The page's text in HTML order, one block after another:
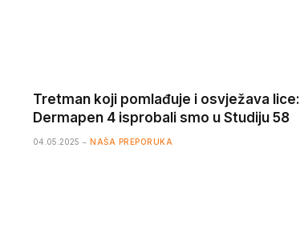
Tretman koji pomlađuje i osvježava lice:
Dermapen 4 isprobali smo u Studiju 58
04.05.2025 NAŠA PREPORUKA